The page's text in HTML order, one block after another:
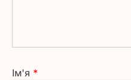
Ім'я *